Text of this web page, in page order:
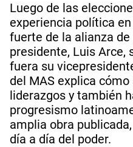
Luego de las
experiencia política
fuerte de la alianza de
presidente, Luis Arce,
fuera su
del MAS explica
liderazgos y también
progresismo
amplia obra
día a día del poder.